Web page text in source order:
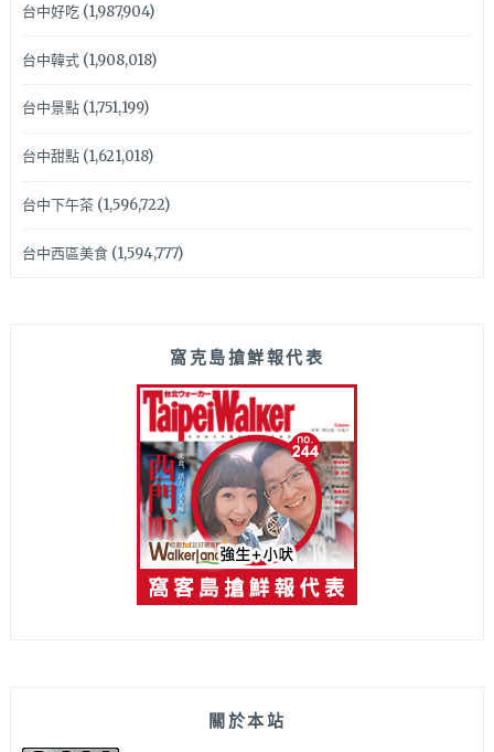
台中好吃(1,987,904)
台中韓式(1,908,018)
台中景點(1,751,199)
台中甜點(1,621,018)
台中下午茶(1,596,722)
台中西區美食(1,594,777)
窩克島搶鮮報代表
關於本站